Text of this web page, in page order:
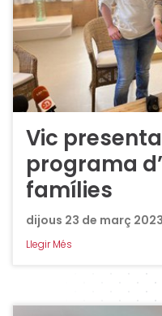
Vic
programa
famílies
dijous 23 de març 2023
Llegir Més